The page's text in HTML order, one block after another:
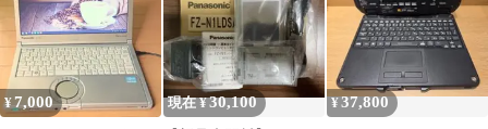
¥ 7,000 現在 ¥30,100 ¥37,800